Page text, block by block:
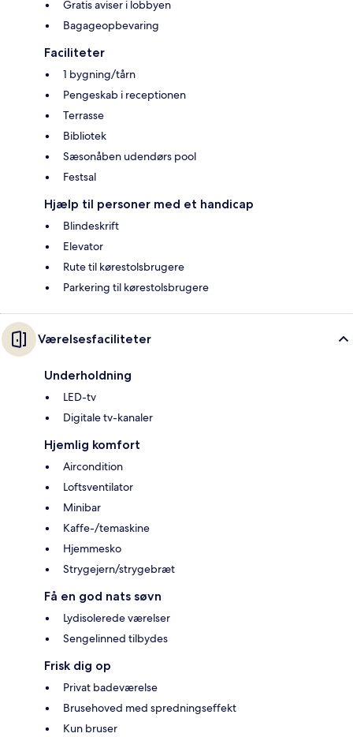
Gratis aviser i lobbyen
Bagageopbevaring
Faciliteter
1 bygning/tårn
Pengeskab i receptionen
Terrasse
Bibliotek
Sæsonåben udendørs pool
Festsal
Hjælp til personer med et handicap
Blindeskrift
Elevator
Rute til kørestolsbrugere
Parkering til kørestolsbrugere
Værelsesfaciliteter
Underholdning
LED-tv
Digitale tv-kanaler
Hjemlig komfort
Aircondition
Loftsventilator
Minibar
Kaffe-/temaskine
Hjemmesko
Strygejern/strygebræt
Få en god nats søvn
Lydisolerede værelser
Sengelinned tilbydes
Frisk dig op
Privat badeværelse
Brusehoved med spredningseffekt
Kun bruser